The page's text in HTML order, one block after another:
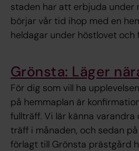
staden har att erbjuda under
börjar vår tid ihop med en
heldagar under höstlovet och
Grönsta: Läger
För dig som vill ha
på hemmaplan är
fullträff. Vi lär känna varandra
träff i månaden, och sedan
förlagt till Grönsta prästgård